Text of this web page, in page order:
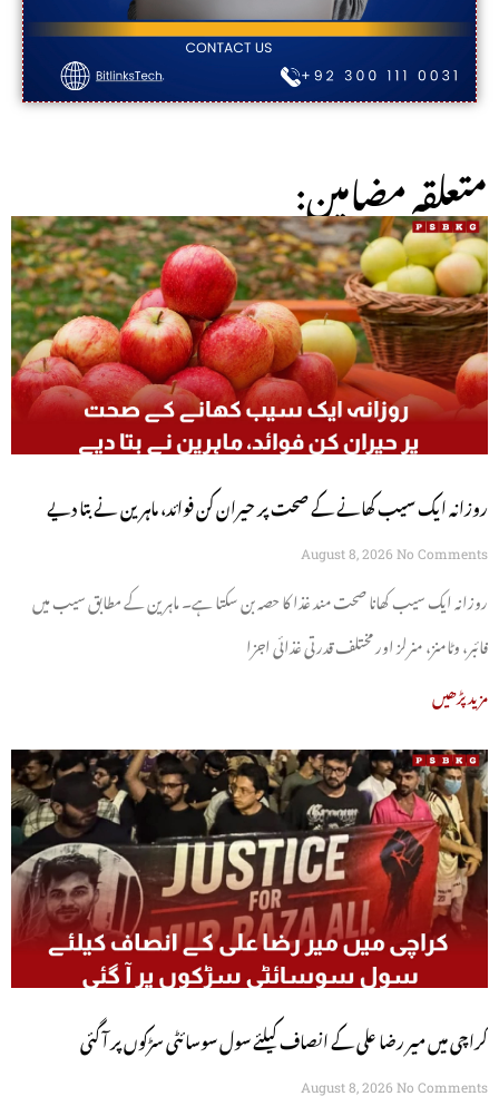
:متعلقہ مضامین
روزانہ ایک سیب کھانے کے صحت پر حیران کن فوائد، ماہرین نے بتا دیے
August 8, 2026 No Comments
روزانہ ایک سیب کھانا صحت مند غذا کا حصہ بن سکتا ہے۔ ماہرین کے مطابق سیب میں
فائبر، وٹامنز، منرلز اور مختلف قدرتی غذائی اجزا
مزید پڑھیں
کراچی میں میر رضا علی کے انصاف کیلئے سول سوسائٹی سڑکوں پر آ گئی
August 8, 2026 No Comments